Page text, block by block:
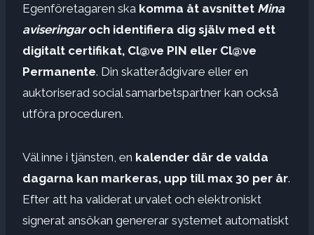
Egenföretagaren ska komma åt avsnittet Mina
aviseringaroch identifiera dig själv med ett
digitalt certifikat, Cl@ve PIN eller Cl@ve
Permanente. Din skatterådgivare eller en
auktoriserad social samarbetspartner kan också
utföra proceduren.
Väl inne i tjänsten, en kalender där de valda
dagarna kan markeras, upp till max 30 per år.
Efter att ha validerat urvalet och elektroniskt
signerat ansökan genererar systemet automatiskt